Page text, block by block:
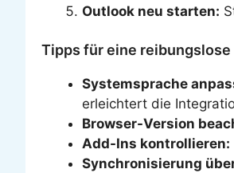
Outlook neu starten:
Tipps für eine
Systemsprache
erleichtert die
Browser-Version
Add-Ins kontrollieren:
Synchronisierung